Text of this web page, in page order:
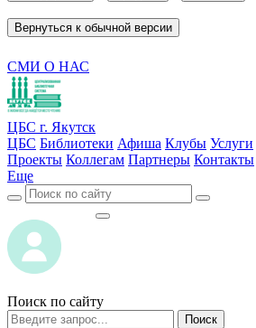
Вернуться к обычной версии
СМИ О НАС
ЦБС г. Якутск
ЦБС Библиотеки Афиша Клубы Услуги
Проекты Коллегам Партнеры Контакты
Еще
Поиск по сайту
Поиск